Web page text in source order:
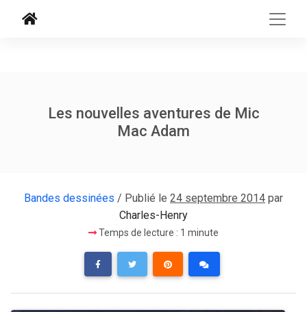
Les nouvelles aventures de Mic
Mac Adam
Bandes dessinées / Publié le 24 septembre 2014 par
Charles-Henry
Temps de lecture : 1 minute